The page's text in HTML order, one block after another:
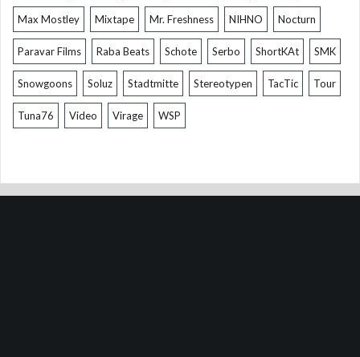
Max Mostley Mixtape Mr. Freshness NIHNO Nocturn
Paravar Films Raba Beats Schote Serbo ShortKAt SMK
Snowgoons Soluz Stadtmitte Stereotypen TacTic Tour
Tuna76 Video Virage WSP